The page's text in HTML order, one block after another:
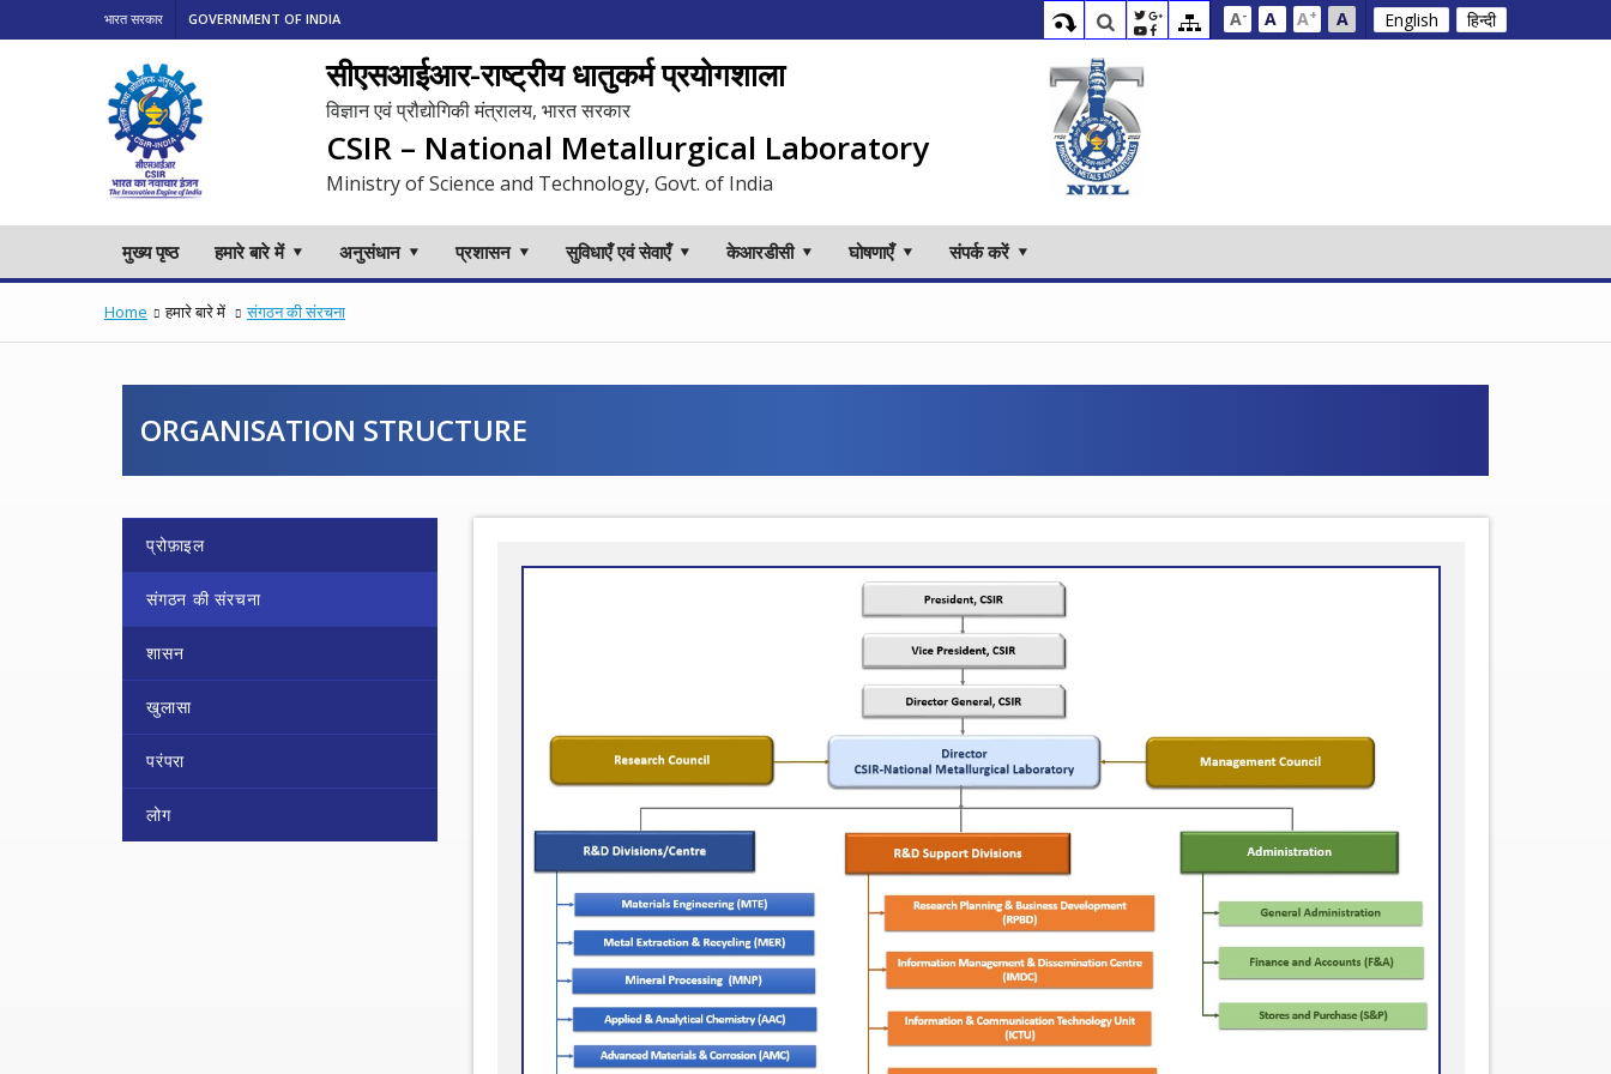
भारत सरकार GOVERNMENT OF INDIA A- A A+ A English हिन्दी
सीएसआईआर-राष्ट्रीय धातुकर्म प्रयोगशाला
विज्ञान एवं प्रौद्योगिकी मंत्रालय, भारत सरकार
CSIR – National Metallurgical Laboratory
Ministry of Science and Technology, Govt. of India
मुख्य पृष्ठ हमारे बारे में अनुसंधान प्रशासन सुविधाएँ एवं सेवाएँ केआरडीसी घोषणाएँ संपर्क करें
Home हमारे बारे में संगठन की संरचना
ORGANISATION STRUCTURE
प्रोफ़ाइल
संगठन की संरचना
शासन
खुलासा
परंपरा
लोग